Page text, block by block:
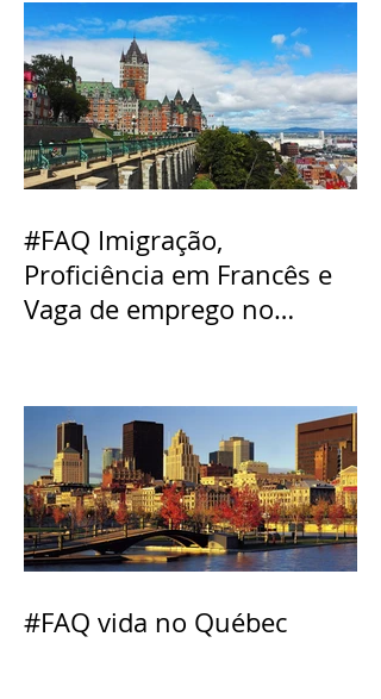
#FAQ Imigração,
Proficiência em Francês e
Vaga de emprego no
#FAQ vida no Québec